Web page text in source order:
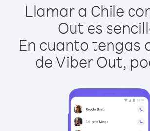
Llamar a Chile
Out es
En cuanto tengas
de Viber Out,